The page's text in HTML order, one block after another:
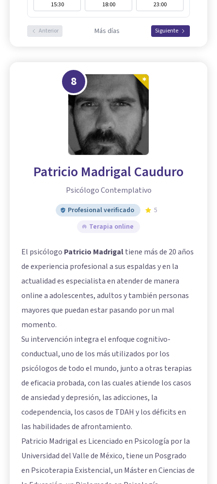
15:30 18:00 23:00
Anterior Más días Siguiente
8
Patricio Madrigal Cauduro
Psicólogo Contemplativo
Profesional verificado
5
Terapia online
El psicólogo Patricio Madrigaltiene más de 20 años
de experiencia profesional a sus espaldas y en la
actualidad es especialista en atender de manera
online a adolescentes, adultos y también personas
mayores que puedan estar pasando por un mal
momento.
Su intervención integra el enfoque cognitivo-
conductual, uno de los más utilizados por los
psicólogos de todo el mundo, junto a otras terapias
de eficacia probada, con las cuales atiende los casos
de ansiedad y depresión, las adicciones, la
codependencia, los casos de TDAH y los déficits en
las habilidades de afrontamiento.
Patricio Madrigal es Licenciado en Psicología por la
Universidad del Valle de México, tiene un Posgrado
en Psicoterapia Existencial, un Máster en Ciencias de